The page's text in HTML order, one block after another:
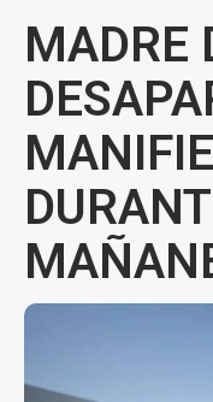
MADRE